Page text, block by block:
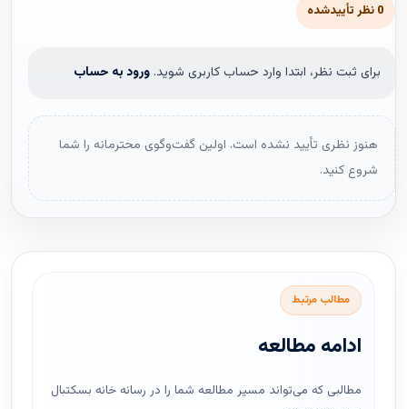
0 نظر تأییدشده
برای ثبت نظر، ابتدا وارد حساب کاربری شوید. ورود به حساب
هنوز نظری تأیید نشده است. اولین گفت‌وگوی محترمانه را شما
شروع کنید.
مطالب مرتبط
ادامه مطالعه
مطالبی که می‌تواند مسیر مطالعه شما را در رسانه خانه بسکتبال